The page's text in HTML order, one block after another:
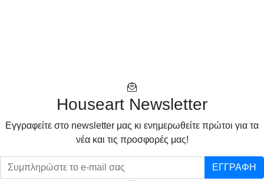
Houseart Newsletter
Eγγραφείτε στο newsletter μας κι ενημερωθείτε πρώτοι για τα
νέα και τις προσφορές μας!
ΕΓΓΡΑΦΗ